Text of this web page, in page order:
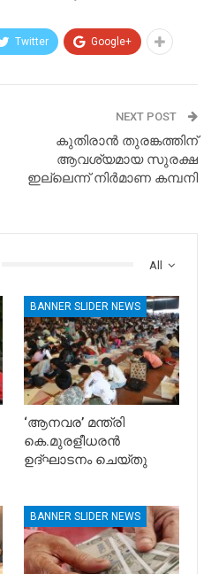
Twitter Google+
NEXT POST
കുതിരാന്‍ തുരങ്കത്തിന്
ആവശ്യമായ സുരക്ഷ
ഇല്ലെന്ന് നിർമാണ കമ്പനി
All
BANNER SLIDER NEWS
‘ആനവര’ മന്ത്രി
കെ.മുരളീധരന്‍
ഉദ്ഘാടനം ചെയ്തു
BANNER SLIDER NEWS